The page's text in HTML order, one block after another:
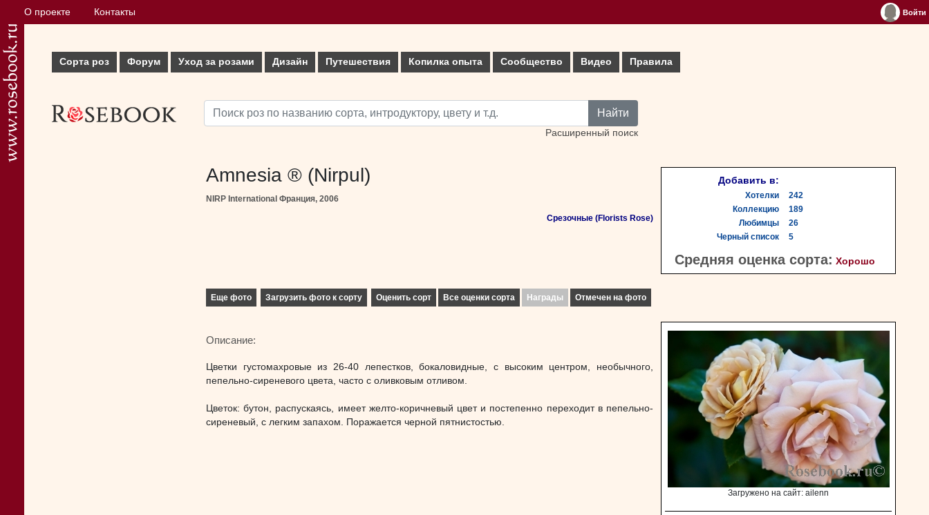
О проекте Контакты Войти
Сорта роз Форум Уход за розами Дизайн Путешествия Копилка опыта Сообщество Видео Правила
Найти
Расширенный поиск
Amnesia ® (Nirpul)
NIRP International Франция, 2006
Срезочные (Florists Rose)
Добавить в:
Хотелки
242
Коллекцию
189
Любимцы
26
Черный список
5
Средняя оценка сорта: Хорошо
Еще фото Загрузить фото к сорту Оценить сорт Все оценки сорта Награды Отмечен на фото
Описание:
Цветки густомахровые из 26-40 лепестков, бокаловидные, с высоким центром, необычного,
пепельно-сиреневого цвета, часто с оливковым отливом.
Цветок: бутон, распускаясь, имеет желто-коричневый цвет и постепенно переходит в пепельно-
сиреневый, с легким запахом. Поражается черной пятнистостью.
Загружено на сайт: ailenn